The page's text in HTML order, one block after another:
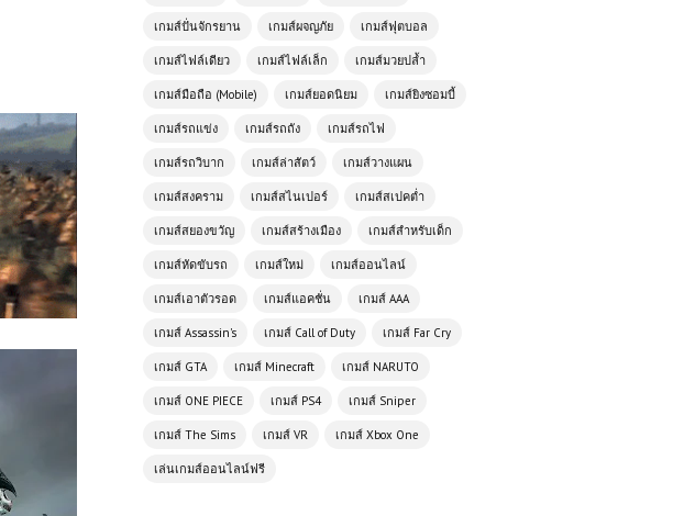
เกมส์ปั่นจักรยาน เกมส์ผจญภัย เกมส์ฟุตบอล
เกมส์ไฟล์เดียว เกมส์ไฟล์เล็ก เกมส์มวยปล้ำ
เกมส์มือถือ (Mobile) เกมส์ยอดนิยม เกมส์ยิงซอมบี้
เกมส์รถแข่ง เกมส์รถถัง เกมส์รถไฟ
เกมส์รถวิบาก เกมส์ล่าสัตว์ เกมส์วางแผน
เกมส์สงคราม เกมส์สไนเปอร์ เกมส์สเปคต่ำ
เกมส์สยองขวัญ เกมส์สร้างเมือง เกมส์สำหรับเด็ก
เกมส์หัดขับรถ เกมส์ใหม่ เกมส์ออนไลน์
เกมส์เอาตัวรอด เกมส์แอคชั่น เกมส์ AAA
เกมส์ Assassin's เกมส์ Call of Duty เกมส์ Far Cry
เกมส์ GTA เกมส์ Minecraft เกมส์ NARUTO
เกมส์ ONE PIECE เกมส์ PS4 เกมส์ Sniper
เกมส์ The Sims เกมส์ VR เกมส์ Xbox One
เล่นเกมส์ออนไลน์ฟรี
เกมส์ออนไลน์ฟรี Mr. Space Bullet
นักเดินทางแห่งจักรวาลผู้ไม่หยุดพัก
เกมส์ออนไลน์ฟรี Tractor Farming
สมจริง
เกมส์ออนไลน์ Fall Brainrots เกม